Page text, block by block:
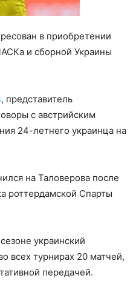
в приобретении
и сборной Украины
, представитель
с австрийским
24-летнего украинца на
на Таловерова после
роттердамской Спарты
украинский
всех турнирах 20 матчей,
передачей.